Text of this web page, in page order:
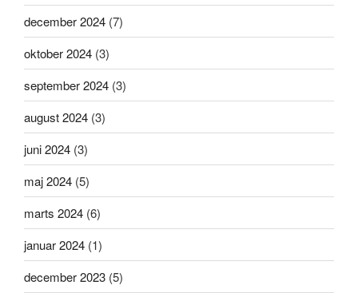
december 2024 (7)
oktober 2024 (3)
september 2024 (3)
august 2024 (3)
juni 2024 (3)
maj 2024 (5)
marts 2024 (6)
januar 2024 (1)
december 2023 (5)